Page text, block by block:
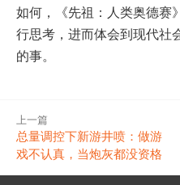
如何，《先祖：人类奥德赛
行思考，进而体会到现代社
的事。
上一篇
总量调控下新游井喷：做游
戏不认真，当炮灰都没资格